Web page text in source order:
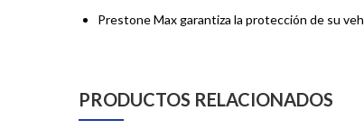
Prestone Max garantiza la protección de su
PRODUCTOS RELACIONADOS